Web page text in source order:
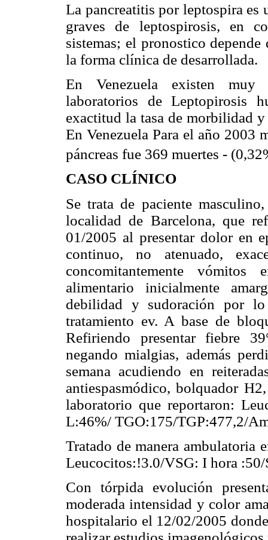
La pancreatitis por leptospira es
graves de leptospirosis, en
sistemas; el pronostico
la forma clínica de desarrollada.
En Venezuela existen muy
laboratorios de Leptopirosis
exactitud la tasa de morbilidad
En Venezuela Para el año 2003
páncreas fue 369 muertes -
CASO CLÍNICO
Se trata de paciente
localidad de Barcelona, que
01/2005 al presentar dolor en
continuo, no atenuado,
concomitantemente
alimentario inicialmente
debilidad y sudoración por
tratamiento ev. A base de
Refiriendo presentar fiebre
negando mialgias, además
semana acudiendo en
antiespasmódico, bolquador
laboratorio que reportaron:
L:46%/ TGO:175/TGP:477,2/
Tratado de manera ambulatoria
Leucocitos:!3.0/VSG: I hora :50/
Con tórpida evolución
moderada intensidad y color
hospitalario el 12/02/2005